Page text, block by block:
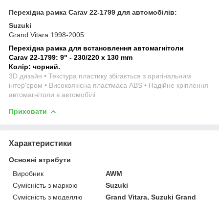
Перехідна рамка Carav 22-1799 для автомобілів:
Suzuki
Grand Vitara 1998-2005
Перехідна рамка для встановлення автомагнітоли
Carav 22-1799: 9" - 230/220 х 130 mm
Колір: чорний.
3D дизайн • Текстура пластику збігається з оригінальним
інтер'єром • Високоякісна пластмаса ABS • Надійне кріплення
автомагнітоли в автомобілі
Приховати
Характеристики
Основні атрибути
Виробник
AWM
Сумісність з маркою
Suzuki
Сумісність з моделлю
Grand Vitara, Suzuki Grand